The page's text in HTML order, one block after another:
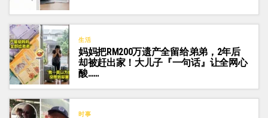
生活
妈妈把RM200万遗产全留给弟弟，2年后
却被赶出家！大儿子『一句话』让全网心
酸……
时事